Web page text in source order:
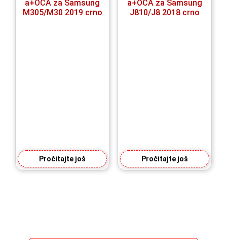
a+OCA za Samsung
M305/M30 2019 crno
Pročitajte još
a+OCA za Samsung
J810/J8 2018 crno
Pročitajte još